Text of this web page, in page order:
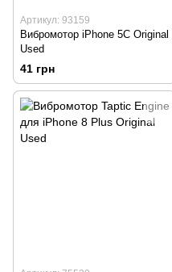
Артикул: 93159
Вибромотор iPhone 5C Original
Used
41 грн